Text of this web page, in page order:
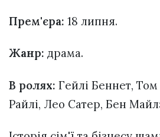
Прем'єра: 18 липня.
Жанр: драма.
В ролях: Гейлі Беннет,
Райлі, Лео Сатер, Бен